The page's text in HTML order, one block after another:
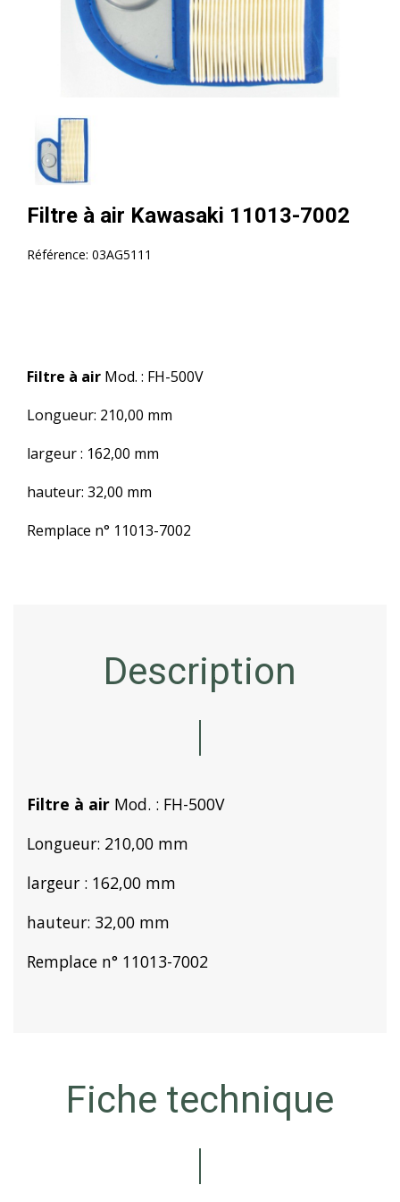
Filtre à air Kawasaki 11013-7002
Référence: 03AG5111
Filtre à air Mod. : FH-500V
Longueur: 210,00 mm
largeur : 162,00 mm
hauteur: 32,00 mm
Remplace n° 11013-7002
Description
Filtre à air Mod. : FH-500V
Longueur: 210,00 mm
largeur : 162,00 mm
hauteur: 32,00 mm
Remplace n° 11013-7002
Fiche technique